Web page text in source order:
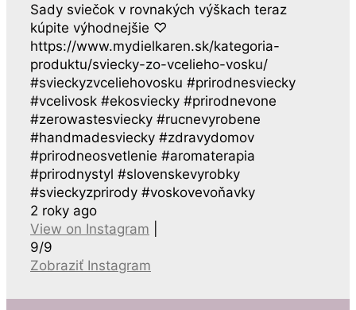
Sady sviečok v rovnakých výškach teraz
kúpite výhodnejšie ♡
https://www.mydielkaren.sk/kategoria-
produktu/sviecky-zo-vcelieho-vosku/
#svieckyzvceliehovosku #prirodnesviecky
#vcelivosk #ekosviecky #prirodnevone
#zerowastesviecky #rucnevyrobene
#handmadesviecky #zdravydomov
#prirodneosvetlenie #aromaterapia
#prirodnystyl #slovenskevyrobky
#svieckyzprirody #voskovevoňavky
2 roky ago
View on Instagram
9/9
Zobraziť Instagram